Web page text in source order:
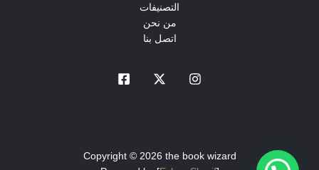
التصنيفات
من نحن
اتصل بنا
Copyright © 2026 the book wizard